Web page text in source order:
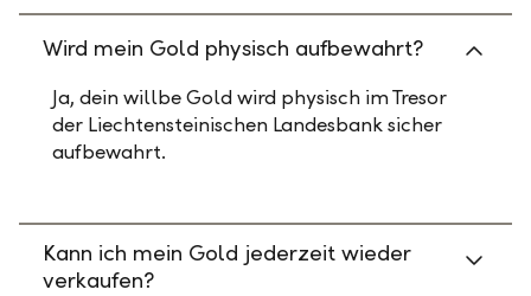
Wird mein Gold physisch aufbewahrt?
Ja, dein willbe Gold wird physisch im Tresor
der Liechtensteinischen Landesbank sicher
aufbewahrt.
Kann ich mein Gold jederzeit wieder
verkaufen?